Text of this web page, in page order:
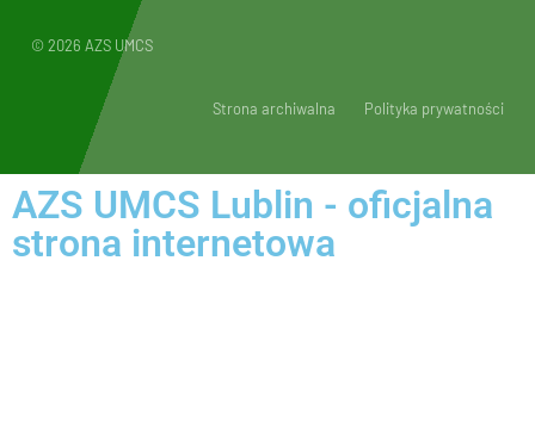
© 2026 AZS UMCS
Strona archiwalna Polityka prywatności
AZS UMCS Lublin - oficjalna
strona internetowa